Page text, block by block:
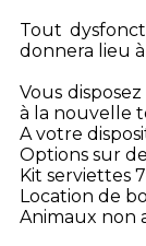
Tout
donnera lieu
Vous
à la nouvelle
A votre
Options sur
Kit serviettes
Location de
Animaux non